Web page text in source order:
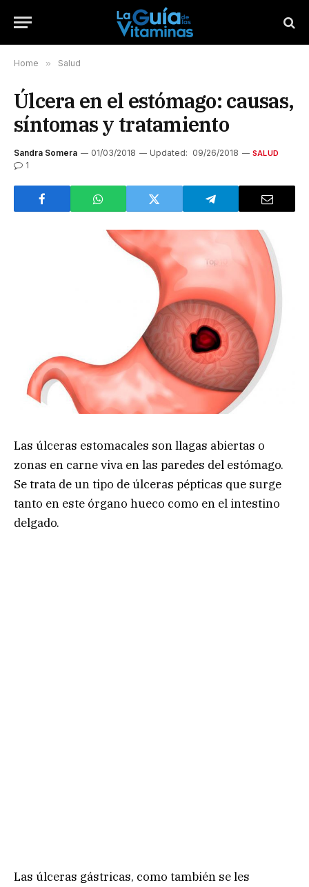
Home » Salud
Úlcera en el estómago: causas,
síntomas y tratamiento
Sandra Somera 01/03/2018 Updated: 09/26/2018 SALUD
1
Las úlceras estomacales son llagas abiertas o
zonas en carne viva en las paredes del estómago.
Se trata de un tipo de úlceras pépticas que surge
tanto en este órgano hueco como en el intestino
delgado.
Las úlceras gástricas, como también se les